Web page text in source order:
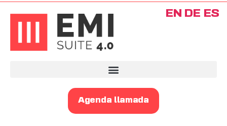
Agenda llamada
EN DE ES